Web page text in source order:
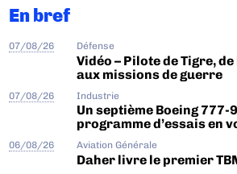
En bref
07/08/26 Défense
Vidéo – Pilote de Tigre,
aux missions de guerre
07/08/26 Industrie
Un septième Boeing 777-
programme d’essais en
06/08/26 Aviation Générale
Daher livre le premier